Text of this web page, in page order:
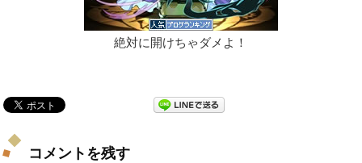
絶対に開けちゃダメよ！
コメントを残す